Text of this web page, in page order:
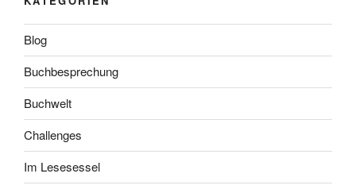
Blog
Buchbesprechung
Buchwelt
Challenges
Im Lesesessel